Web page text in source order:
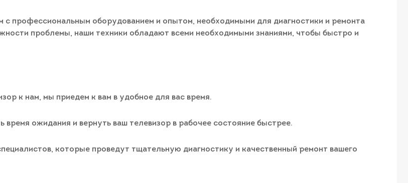
с профессиональным оборудованием и опытом, необходимыми для диагностики и ремонта
проблемы, наши техники обладают всеми необходимыми знаниями, чтобы быстро и
к нам, мы приедем к вам в удобное для вас время.
ожидания и вернуть ваш телевизор в рабочее состояние быстрее.
которые проведут тщательную диагностику и качественный ремонт вашего